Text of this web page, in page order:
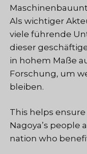
Als wichtiger
viele führende
dieser
in hohem Maße
Forschung, um
bleiben.
This helps
Nagoya’s people
nation who